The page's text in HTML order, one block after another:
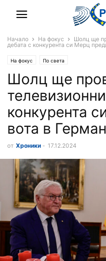
Начало На фокус
Шолц ще
дебата с конкурента си Мерц
На фокус По света
Шолц ще
конкурента
вота в
от Хроники - 17.12.2024